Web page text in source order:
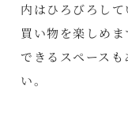
内はひろびろし
買い物を楽しめ
できるスペース
い。